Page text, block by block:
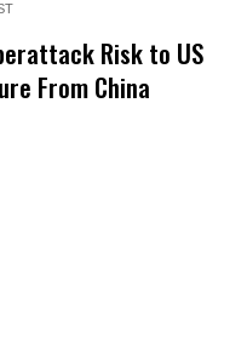
Risk to US
From China